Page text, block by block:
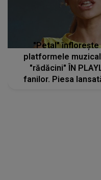
"Petal"
platformele
"rădăcini" ÎN
fanilor. Piesa